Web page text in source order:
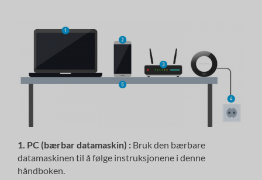
1. PC (bærbar datamaskin) : Bruk den bærbare
datamaskinen til å følge instruksjonene i denne
håndboken.